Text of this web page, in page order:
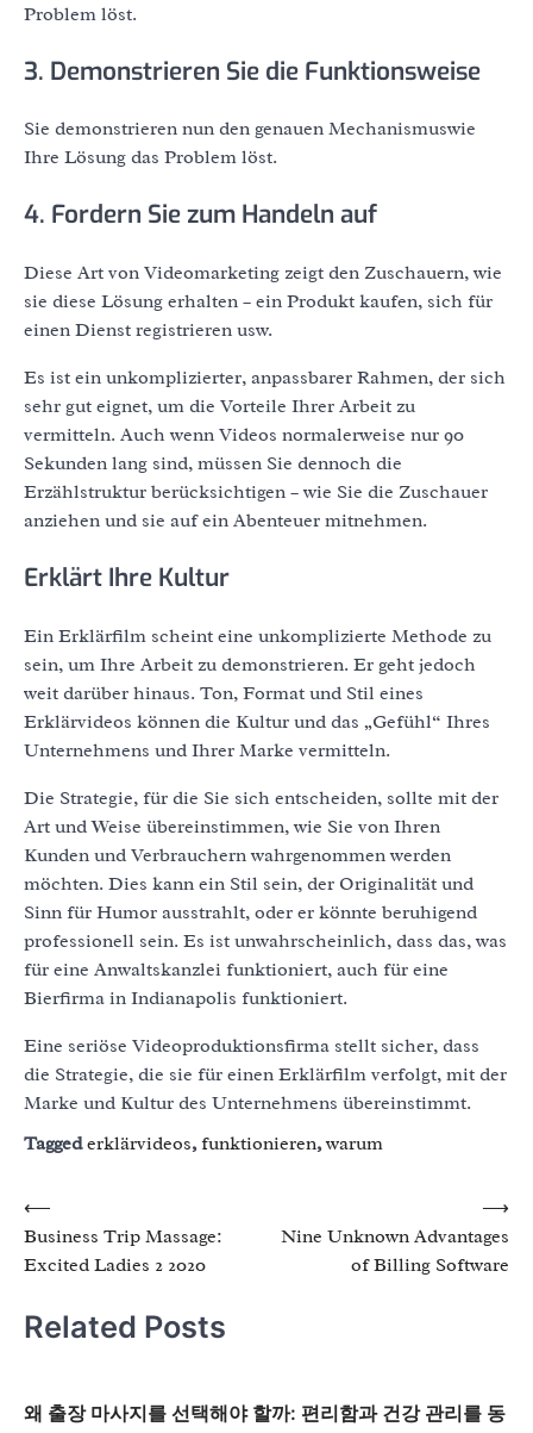
Problem löst.
3. Demonstrieren Sie die Funktionsweise
Sie demonstrieren nun den genauen Mechanismuswie
Ihre Lösung das Problem löst.
4. Fordern Sie zum Handeln auf
Diese Art von Videomarketing zeigt den Zuschauern, wie
sie diese Lösung erhalten – ein Produkt kaufen, sich für
einen Dienst registrieren usw.
Es ist ein unkomplizierter, anpassbarer Rahmen, der sich
sehr gut eignet, um die Vorteile Ihrer Arbeit zu
vermitteln. Auch wenn Videos normalerweise nur 90
Sekunden lang sind, müssen Sie dennoch die
Erzählstruktur berücksichtigen – wie Sie die Zuschauer
anziehen und sie auf ein Abenteuer mitnehmen.
Erklärt Ihre Kultur
Ein Erklärfilm scheint eine unkomplizierte Methode zu
sein, um Ihre Arbeit zu demonstrieren. Er geht jedoch
weit darüber hinaus. Ton, Format und Stil eines
Erklärvideos können die Kultur und das „Gefühl“ Ihres
Unternehmens und Ihrer Marke vermitteln.
Die Strategie, für die Sie sich entscheiden, sollte mit der
Art und Weise übereinstimmen, wie Sie von Ihren
Kunden und Verbrauchern wahrgenommen werden
möchten. Dies kann ein Stil sein, der Originalität und
Sinn für Humor ausstrahlt, oder er könnte beruhigend
professionell sein. Es ist unwahrscheinlich, dass das, was
für eine Anwaltskanzlei funktioniert, auch für eine
Bierfirma in Indianapolis funktioniert.
Eine seriöse Videoproduktionsfirma stellt sicher, dass
die Strategie, die sie für einen Erklärfilm verfolgt, mit der
Marke und Kultur des Unternehmens übereinstimmt.
Taggederklärvideos,funktionieren,warum
Post
navigation
⟵
Business Trip Massage:
Excited Ladies 2 2020
Nine Unknown Advantages
of Billing Software
⟶
Related Posts
왜 출장 마사지를 선택해야 할까: 편리함과 건강 관리를 동